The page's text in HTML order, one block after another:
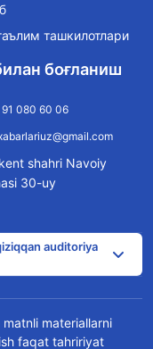
ташкилотлари
боғланиш
91 080 60 06
shahri Navoiy
30-uy
auditoriya
materiallarni
faqat tahririyat